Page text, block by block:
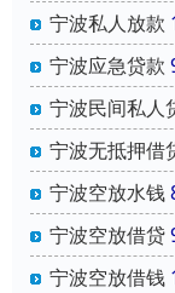
宁波私人放款
宁波应急贷款
宁波民间私人
宁波无抵押借
宁波空放水钱
宁波空放借贷
宁波空放借钱